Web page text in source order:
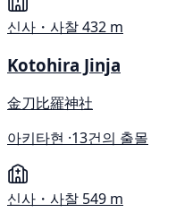
신사・사찰432 m
Kotohira Jinja
金刀比羅神社
아키타현 ·13건의 출몰
신사・사찰 549 m